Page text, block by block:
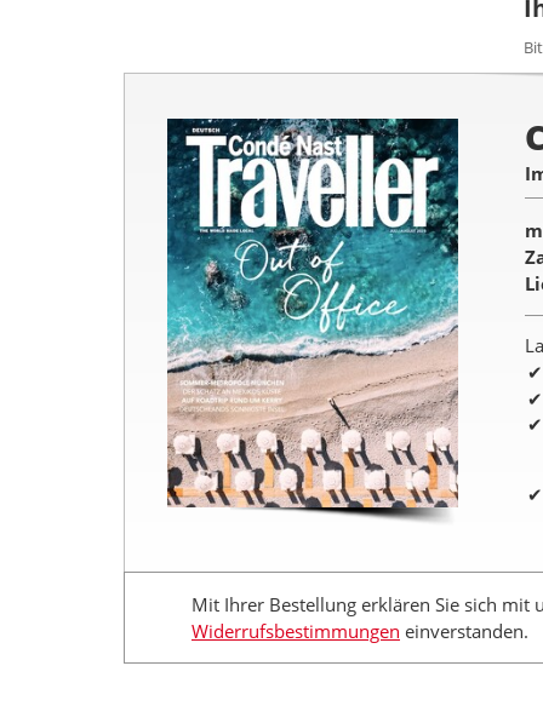
Mit Ihrer Bestellung erklären Sie sich mit
Widerrufsbestimmungen einverstanden.